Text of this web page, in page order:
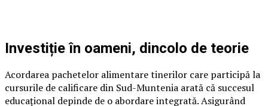
Investiție în oameni, dincolo de teorie
Acordarea pachetelor alimentare tinerilor care participă la
cursurile de calificare din Sud-Muntenia arată că succesul
educațional depinde de o abordare integrată. Asigurând